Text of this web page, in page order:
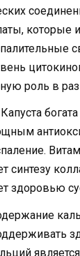
которые
роль в
Капуста
синтезу
здоровью